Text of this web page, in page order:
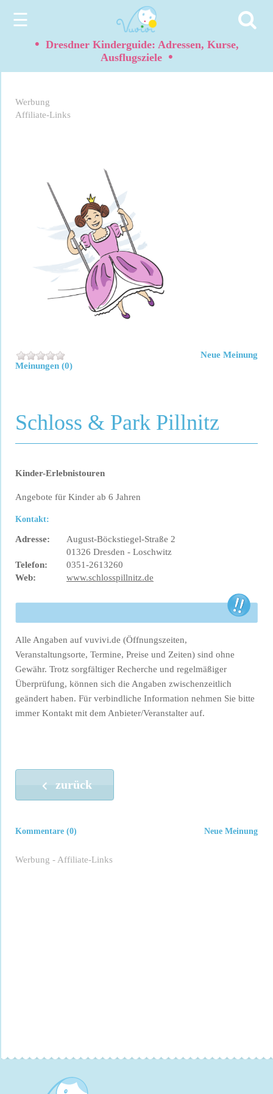
☰
• Dresdner Kinderguide: Adressen, Kurse,
Ausflugsziele •
Werbung
Affiliate-Links
Meinungen (0)
Neue Meinung
Schloss & Park Pillnitz
Kinder-Erlebnistouren
Angebote für Kinder ab 6 Jahren
Kontakt:
Adresse:
August-Böckstiegel-Straße 2
01326 Dresden - Loschwitz
Telefon:
0351-2613260
Web:
www.schlosspillnitz.de
Alle Angaben auf vuvivi.de (Öffnungszeiten,
Veranstaltungsorte, Termine, Preise und Zeiten) sind ohne
Gewähr. Trotz sorgfältiger Recherche und regelmäßiger
Überprüfung, können sich die Angaben zwischenzeitlich
geändert haben. Für verbindliche Information nehmen Sie bitte
immer Kontakt mit dem Anbieter/Veranstalter auf.
zurück
Neue Meinung
Kommentare (0)
Werbung - Affiliate-Links